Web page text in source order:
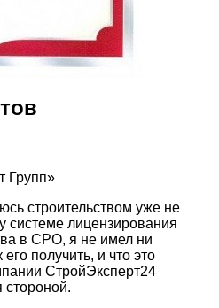
Групп»
строительством уже не
системе лицензирования
в СРО, я не имел ни
получить, и что это
СтройЭксперт24